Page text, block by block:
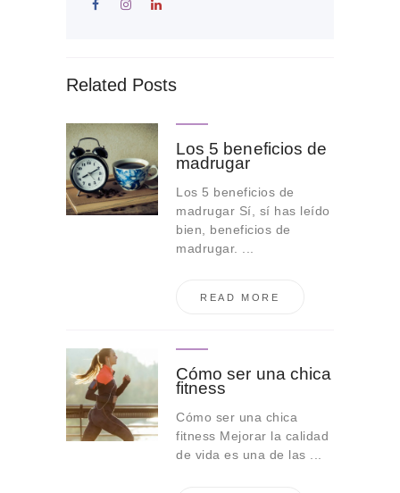
Related Posts
Los 5 beneficios de
madrugar
Los 5 beneficios de
madrugar Sí, sí has leído
bien, beneficios de
madrugar. ...
READ MORE
Cómo ser una chica
fitness
Cómo ser una chica
fitness Mejorar la calidad
de vida es una de las ...